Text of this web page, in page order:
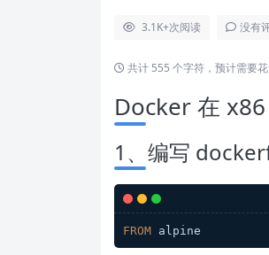
3.1K+次阅读 没有
共计 555 个字符，预计需要花
Docker 在
1、编写
FROM alpine